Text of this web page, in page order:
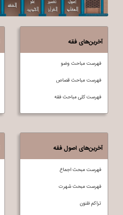
آخرین‌های فقه
فهرست مباحث وضو
فهرست مباحث قصاص
فهرست کلی مباحث فقه
آخرین‌های اصول فقه
فهرست مبحث اجماع
فهرست مبحث شهرت
تراکم ظنون